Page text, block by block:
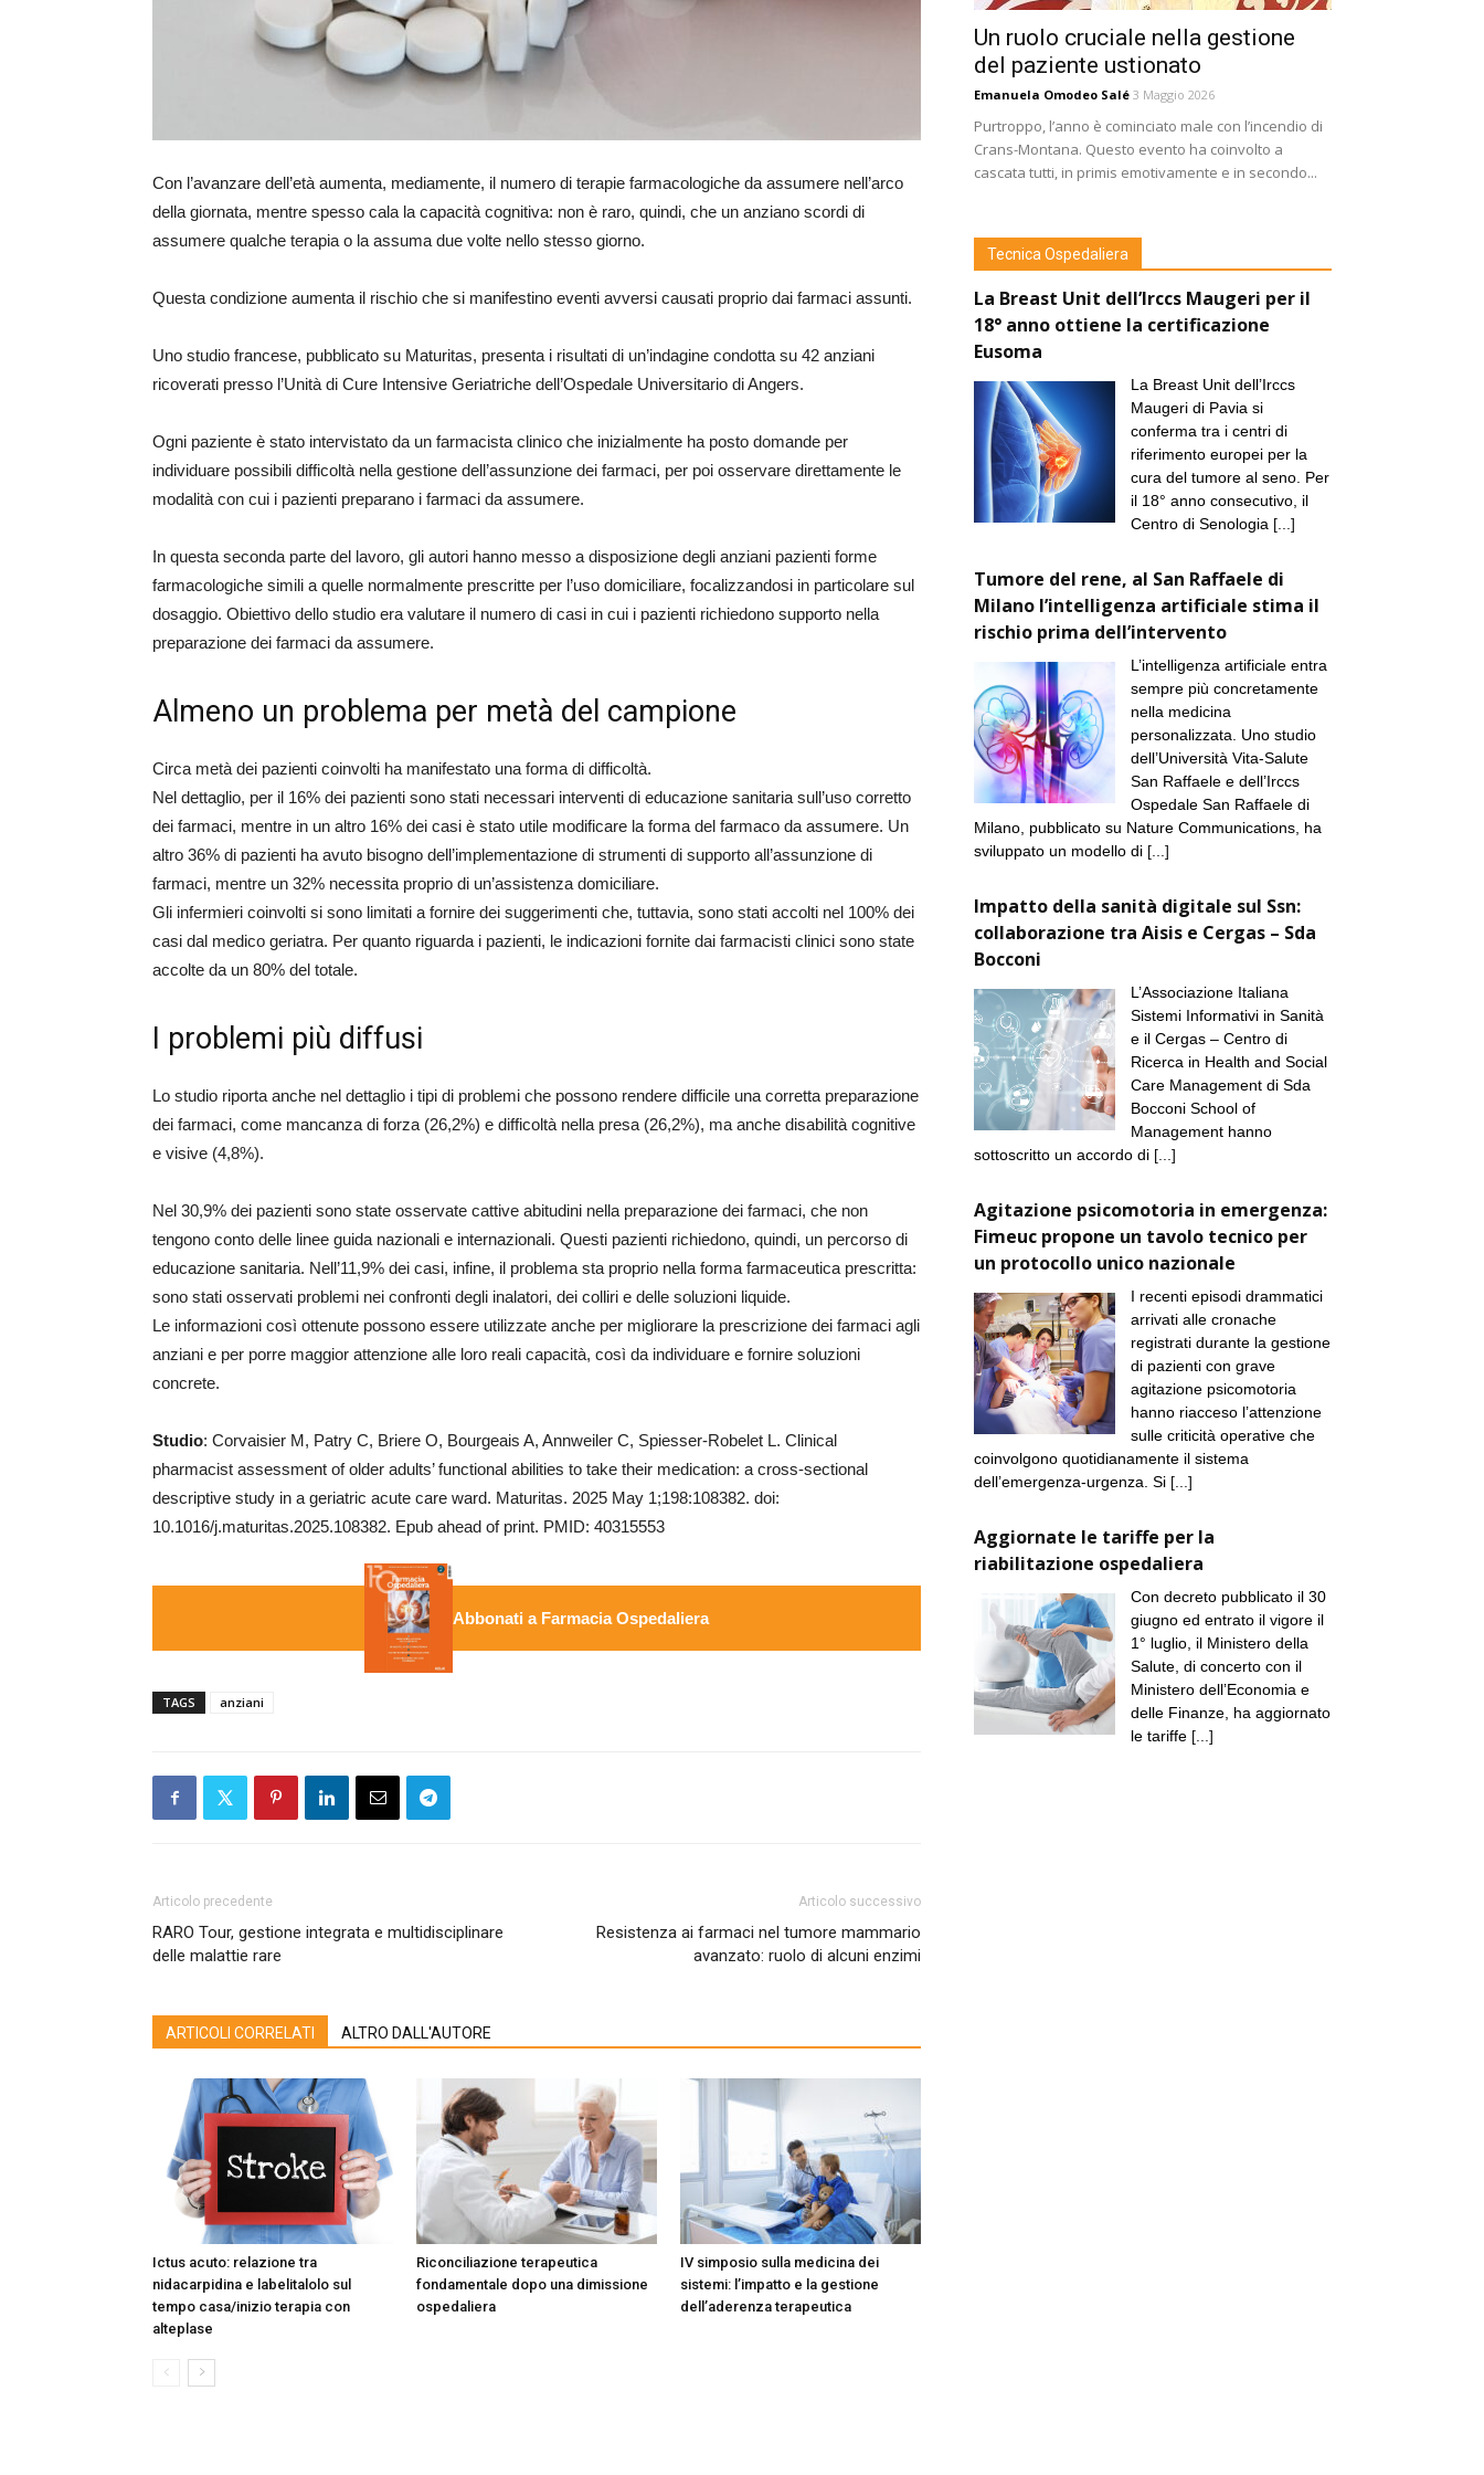
Con l’avanzare dell’età aumenta, mediamente, il numero di terapie farmacologiche da assumere nell’arco
della giornata, mentre spesso cala la capacità cognitiva: non è raro, quindi, che un anziano scordi di
assumere qualche terapia o la assuma due volte nello stesso giorno.
Questa condizione aumenta il rischio che si manifestino eventi avversi causati proprio dai farmaci assunti.
Uno studio francese, pubblicato su Maturitas, presenta i risultati di un’indagine condotta su 42 anziani
ricoverati presso l’Unità di Cure Intensive Geriatriche dell’Ospedale Universitario di Angers.
Ogni paziente è stato intervistato da un farmacista clinico che inizialmente ha posto domande per
individuare possibili difficoltà nella gestione dell’assunzione dei farmaci, per poi osservare direttamente le
modalità con cui i pazienti preparano i farmaci da assumere.
In questa seconda parte del lavoro, gli autori hanno messo a disposizione degli anziani pazienti forme
farmacologiche simili a quelle normalmente prescritte per l’uso domiciliare, focalizzandosi in particolare sul
dosaggio. Obiettivo dello studio era valutare il numero di casi in cui i pazienti richiedono supporto nella
preparazione dei farmaci da assumere.
Almeno un problema per metà del campione
Circa metà dei pazienti coinvolti ha manifestato una forma di difficoltà.
Nel dettaglio, per il 16% dei pazienti sono stati necessari interventi di educazione sanitaria sull’uso corretto
dei farmaci, mentre in un altro 16% dei casi è stato utile modificare la forma del farmaco da assumere. Un
altro 36% di pazienti ha avuto bisogno dell’implementazione di strumenti di supporto all’assunzione di
farmaci, mentre un 32% necessita proprio di un’assistenza domiciliare.
Gli infermieri coinvolti si sono limitati a fornire dei suggerimenti che, tuttavia, sono stati accolti nel 100% dei
casi dal medico geriatra. Per quanto riguarda i pazienti, le indicazioni fornite dai farmacisti clinici sono state
accolte da un 80% del totale.
I problemi più diffusi
Lo studio riporta anche nel dettaglio i tipi di problemi che possono rendere difficile una corretta preparazione
dei farmaci, come mancanza di forza (26,2%) e difficoltà nella presa (26,2%), ma anche disabilità cognitive
e visive (4,8%).
Nel 30,9% dei pazienti sono state osservate cattive abitudini nella preparazione dei farmaci, che non
tengono conto delle linee guida nazionali e internazionali. Questi pazienti richiedono, quindi, un percorso di
educazione sanitaria. Nell’11,9% dei casi, infine, il problema sta proprio nella forma farmaceutica prescritta:
sono stati osservati problemi nei confronti degli inalatori, dei colliri e delle soluzioni liquide.
Le informazioni così ottenute possono essere utilizzate anche per migliorare la prescrizione dei farmaci agli
anziani e per porre maggior attenzione alle loro reali capacità, così da individuare e fornire soluzioni
concrete.
Studio: Corvaisier M, Patry C, Briere O, Bourgeais A, Annweiler C, Spiesser-Robelet L. Clinical
pharmacist assessment of older adults’ functional abilities to take their medication: a cross-sectional
descriptive study in a geriatric acute care ward. Maturitas. 2025 May 1;198:108382. doi:
10.1016/j.maturitas.2025.108382. Epub ahead of print. PMID: 40315553
Abbonati a Farmacia Ospedaliera
TAGS anziani
Articolo precedente
RARO Tour, gestione integrata e multidisciplinare
delle malattie rare
Articolo successivo
Resistenza ai farmaci nel tumore mammario
avanzato: ruolo di alcuni enzimi
ARTICOLI CORRELATI ALTRO DALL'AUTORE
Ictus acuto: relazione tra
nidacarpidina e labelitalolo sul
tempo casa/inizio terapia con
alteplase
Riconciliazione terapeutica
fondamentale dopo una dimissione
ospedaliera
IV simposio sulla medicina dei
sistemi: l’impatto e la gestione
dell’aderenza terapeutica
Un ruolo cruciale nella gestione
del paziente ustionato
Emanuela Omodeo Salé 3 Maggio 2026
Purtroppo, l’anno è cominciato male con l’incendio di
Crans-Montana. Questo evento ha coinvolto a
cascata tutti, in primis emotivamente e in secondo...
Tecnica Ospedaliera
La Breast Unit dell’Irccs Maugeri per il
18° anno ottiene la certificazione
Eusoma
La Breast Unit dell’Irccs
Maugeri di Pavia si
conferma tra i centri di
riferimento europei per la
cura del tumore al seno. Per
il 18° anno consecutivo, il
Centro di Senologia [...]
Tumore del rene, al San Raffaele di
Milano l’intelligenza artificiale stima il
rischio prima dell’intervento
L’intelligenza artificiale entra
sempre più concretamente
nella medicina
personalizzata. Uno studio
dell’Università Vita-Salute
San Raffaele e dell’Irccs
Ospedale San Raffaele di
Milano, pubblicato su Nature Communications, ha
sviluppato un modello di [...]
Impatto della sanità digitale sul Ssn:
collaborazione tra Aisis e Cergas – Sda
Bocconi
L’Associazione Italiana
Sistemi Informativi in Sanità
e il Cergas – Centro di
Ricerca in Health and Social
Care Management di Sda
Bocconi School of
Management hanno
sottoscritto un accordo di [...]
Agitazione psicomotoria in emergenza:
Fimeuc propone un tavolo tecnico per
un protocollo unico nazionale
I recenti episodi drammatici
arrivati alle cronache
registrati durante la gestione
di pazienti con grave
agitazione psicomotoria
hanno riacceso l’attenzione
sulle criticità operative che
coinvolgono quotidianamente il sistema
dell’emergenza-urgenza. Si [...]
Aggiornate le tariffe per la
riabilitazione ospedaliera
Con decreto pubblicato il 30
giugno ed entrato il vigore il
1° luglio, il Ministero della
Salute, di concerto con il
Ministero dell’Economia e
delle Finanze, ha aggiornato
le tariffe [...]